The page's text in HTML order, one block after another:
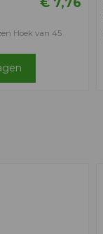
Hoek van 45